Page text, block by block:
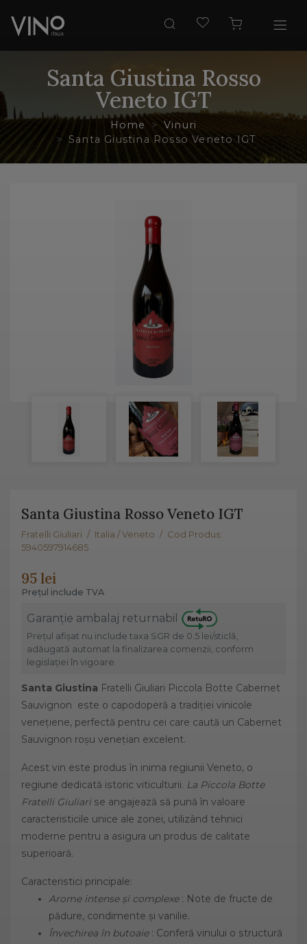
Santa Giustina Rosso
Veneto IGT
Home
Vinuri
Santa Giustina Rosso Veneto IGT
Santa Giustina Rosso Veneto IGT
Fratelli Giuliari / Italia / Veneto / Cod Produs:
5940597914685
95 lei
Prețul include TVA
Garanție ambalaj returnabil
Prețul afișat nu include taxa SGR de 0.5 lei/sticlă,
adăugată automat la finalizarea comenzii, conform
legislației în vigoare.
Santa Giustina Fratelli Giuliari Piccola Botte Cabernet
Sauvignon este o capodoperă a tradiției vinicole
venețiene, perfectă pentru cei care caută un Cabernet
Sauvignon roșu venețian excelent.
Acest vin este produs în inima regiunii Veneto, o
regiune dedicată istoric viticulturii. La Piccola Botte
Fratelli Giuliarise angajează să pună în valoare
caracteristicile unice ale zonei, utilizând tehnici
moderne pentru a asigura un produs de calitate
superioară.
Caracteristici principale:
Arome intense și complexe: Note de fructe de
pădure, condimente și vanilie.
Învechirea în butoaie: Conferă vinului o structură